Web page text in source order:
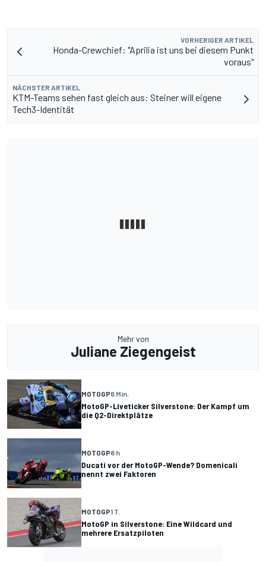
VORHERIGER ARTIKEL
Honda-Crewchief: "Aprilia ist uns bei diesem Punkt
voraus"
NÄCHSTER ARTIKEL
KTM-Teams sehen fast gleich aus: Steiner will eigene
Tech3-Identität
Mehr von
Juliane Ziegengeist
MOTOGP6 Min.
MotoGP-Liveticker Silverstone: Der Kampf um
die Q2-Direktplätze
MOTOGP8 h
Ducati vor der MotoGP-Wende? Domenicali
nennt zwei Faktoren
MOTOGP1 T.
MotoGP in Silverstone: Eine Wildcard und
mehrere Ersatzpiloten